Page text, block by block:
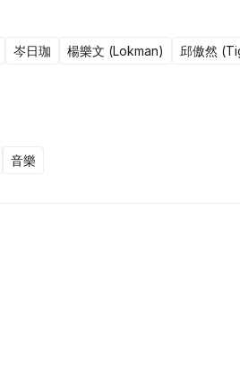
岑日珈 楊樂文 (Lokman) 邱傲然
音樂